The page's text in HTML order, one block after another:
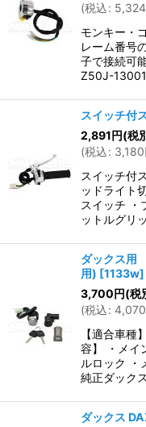
(税込: 5,324
モンキー・
レーム番号
子で接続可
Z50J-
スイッチ付
2,891円(税
(税込: 3,180
スイッチ付
ッドライト
スイッチ ・
ットルグリ
ダックス用
用) [1133w]
3,700円(税
(税込: 4,070
【適合車種
容】 ・メイ
ルロック
純正ダック
ダックス